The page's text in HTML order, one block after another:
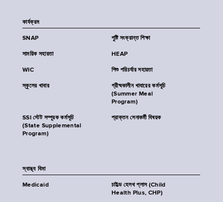
কার্যক্রম
SNAP পুষ্টি সংক্রান্ত শিক্ষা
সাময়িক সহায়তা HEAP
WIC শিশু পরিচর্যার সহায়তা
স্কুলের খাবার
গ্রীষ্মকালীন খাবারের কর্মসূচি
(Summer Meal
Program)
SSI স্টেট সম্পূরক কর্মসূচি
(State Supplemental
Program)
প্রাক্তন সেনাকর্মী বিষয়ক
স্বাস্থ্য বিমা
Medicaid
চাইল্ড হেলথ প্লাস (Child
Health Plus, CHP)